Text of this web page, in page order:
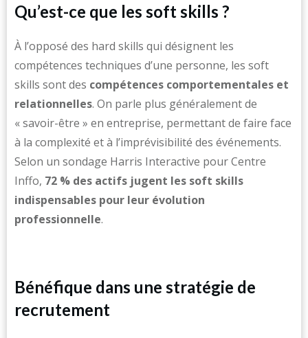
Qu’est-ce que les soft skills ?
À l’opposé des hard skills qui désignent les
compétences techniques d’une personne, les soft
skills sont des compétences comportementales et
relationnelles. On parle plus généralement de
« savoir-être » en entreprise, permettant de faire face
à la complexité et à l’imprévisibilité des événements.
Selon un sondage Harris Interactive pour Centre
Inffo, 72 % des actifs jugent les soft skills
indispensables pour leur évolution
professionnelle.
Bénéfique dans une stratégie de
recrutement